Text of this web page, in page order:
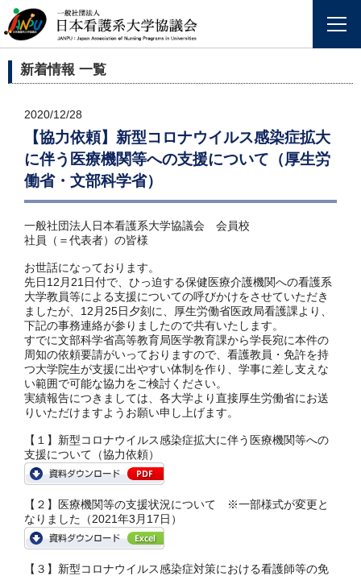
新着情報 一覧
2020/12/28
【協力依頼】新型コロナウイルス感染症拡大
に伴う医療機関等への支援について（厚生労
働省・文部科学省）
一般社団法人日本看護系大学協議会 会員校
社員（＝代表者）の皆様
お世話になっております。
先日12 月 21 日付で、ひっ迫する保健医療介護機関への看護系
大学教員等による支援についての呼びかけをさせていただき
ましたが、 12 月 25日夕刻に、厚生労働省医政局看護課より、
下記の事務連絡が参りましたので共有いたします。
すでに文部科学省高等教育局医学教育課から学長宛に本件の
周知の依頼要請がいっておりますので、看護教員・免許を持
つ大学院生が支援に出やすい体制を作り、学事に差し支えな
い範囲で可能な協力をご検討ください。
実績報告につきましては、各大学より直接厚生労働省にお送
りいただけますようお願い申し上げます。
【１】新型コロナウイルス感染症拡大に伴う医療機関等への
支援について（協力依頼）
【２】医療機関等の支援状況について ※一部様式が変更と
なりました（2021年3月17日）
【３】新型コロナウイルス感染症対策における看護師等の免